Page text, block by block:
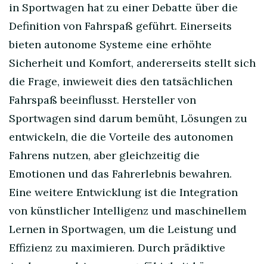
in Sportwagen hat zu einer Debatte über die
Definition von Fahrspaß geführt. Einerseits
bieten autonome Systeme eine erhöhte
Sicherheit und Komfort, andererseits stellt sich
die Frage, inwieweit dies den tatsächlichen
Fahrspaß beeinflusst. Hersteller von
Sportwagen sind darum bemüht, Lösungen zu
entwickeln, die die Vorteile des autonomen
Fahrens nutzen, aber gleichzeitig die
Emotionen und das Fahrerlebnis bewahren.
Eine weitere Entwicklung ist die Integration
von künstlicher Intelligenz und maschinellem
Lernen in Sportwagen, um die Leistung und
Effizienz zu maximieren. Durch prädiktive